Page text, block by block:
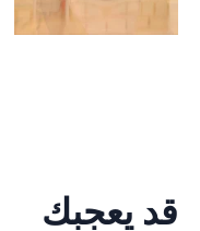
قد يعجبك